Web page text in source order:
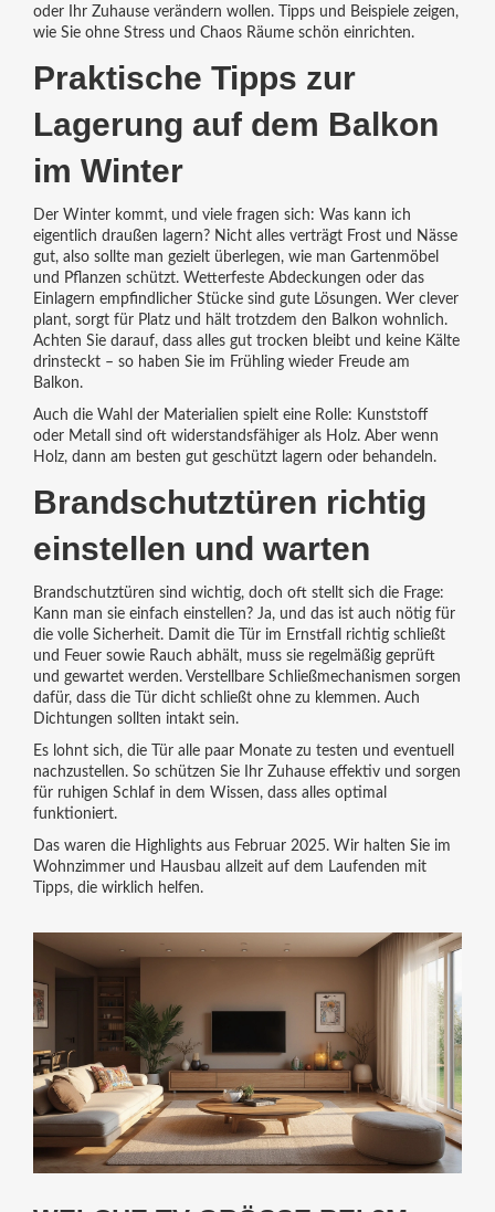
oder Ihr Zuhause verändern wollen. Tipps und Beispiele zeigen,
wie Sie ohne Stress und Chaos Räume schön einrichten.
Praktische Tipps zur
Lagerung auf dem Balkon
im Winter
Der Winter kommt, und viele fragen sich: Was kann ich
eigentlich draußen lagern? Nicht alles verträgt Frost und Nässe
gut, also sollte man gezielt überlegen, wie man Gartenmöbel
und Pflanzen schützt. Wetterfeste Abdeckungen oder das
Einlagern empfindlicher Stücke sind gute Lösungen. Wer clever
plant, sorgt für Platz und hält trotzdem den Balkon wohnlich.
Achten Sie darauf, dass alles gut trocken bleibt und keine Kälte
drinsteckt – so haben Sie im Frühling wieder Freude am
Balkon.
Auch die Wahl der Materialien spielt eine Rolle: Kunststoff
oder Metall sind oft widerstandsfähiger als Holz. Aber wenn
Holz, dann am besten gut geschützt lagern oder behandeln.
Brandschutztüren richtig
einstellen und warten
Brandschutztüren sind wichtig, doch oft stellt sich die Frage:
Kann man sie einfach einstellen? Ja, und das ist auch nötig für
die volle Sicherheit. Damit die Tür im Ernstfall richtig schließt
und Feuer sowie Rauch abhält, muss sie regelmäßig geprüft
und gewartet werden. Verstellbare Schließmechanismen sorgen
dafür, dass die Tür dicht schließt ohne zu klemmen. Auch
Dichtungen sollten intakt sein.
Es lohnt sich, die Tür alle paar Monate zu testen und eventuell
nachzustellen. So schützen Sie Ihr Zuhause effektiv und sorgen
für ruhigen Schlaf in dem Wissen, dass alles optimal
funktioniert.
Das waren die Highlights aus Februar 2025. Wir halten Sie im
Wohnzimmer und Hausbau allzeit auf dem Laufenden mit
Tipps, die wirklich helfen.